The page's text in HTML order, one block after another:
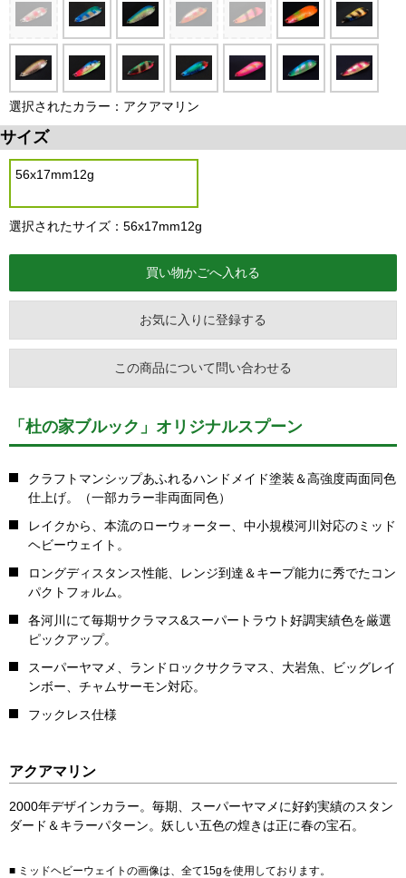
選択されたカラー：アクアマリン
サイズ
56x17mm12g
選択されたサイズ：56x17mm12g
お気に入りに登録する
この商品について問い合わせる
「杜の家ブルック」オリジナルスプーン
クラフトマンシップあふれるハンドメイド塗装＆高強度両面同色
仕上げ。（一部カラー非両面同色）
レイクから、本流のローウォーター、中小規模河川対応のミッド
ヘビーウェイト。
ロングディスタンス性能、レンジ到達＆キープ能力に秀でたコン
パクトフォルム。
各河川にて毎期サクラマス&スーパートラウト好調実績色を厳選
ピックアップ。
スーパーヤマメ、ランドロックサクラマス、大岩魚、ビッグレイ
ンボー、チャムサーモン対応。
フックレス仕様
アクアマリン
2000年デザインカラー。毎期、スーパーヤマメに好釣実績のスタン
ダード＆キラーパターン。妖しい五色の煌きは正に春の宝石。
■ ミッドヘビーウェイトの画像は、全て15gを使用しております。